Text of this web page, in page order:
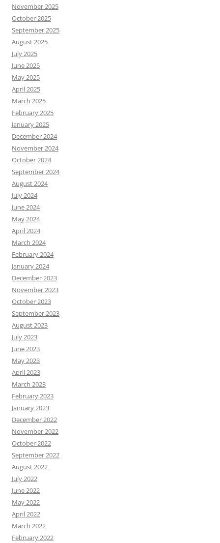
November 2025
October 2025
September 2025
August 2025
July 2025
June 2025
May 2025
April 2025
March 2025
February 2025
January 2025
December 2024
November 2024
October 2024
September 2024
August 2024
July 2024
June 2024
May 2024
April 2024
March 2024
February 2024
January 2024
December 2023
November 2023
October 2023
September 2023
August 2023
July 2023
June 2023
May 2023
April 2023
March 2023
February 2023
January 2023
December 2022
November 2022
October 2022
September 2022
August 2022
July 2022
June 2022
May 2022
April 2022
March 2022
February 2022